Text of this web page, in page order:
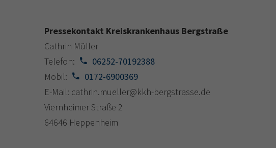
Pressekontakt Kreiskrankenhaus Bergstraße
Cathrin Müller
Telefon:
06252-70192388
Mobil:
0172-6900369
E-Mail: cathrin.mueller@kkh-bergstrasse.de
Viernheimer Straße 2
64646 Heppenheim